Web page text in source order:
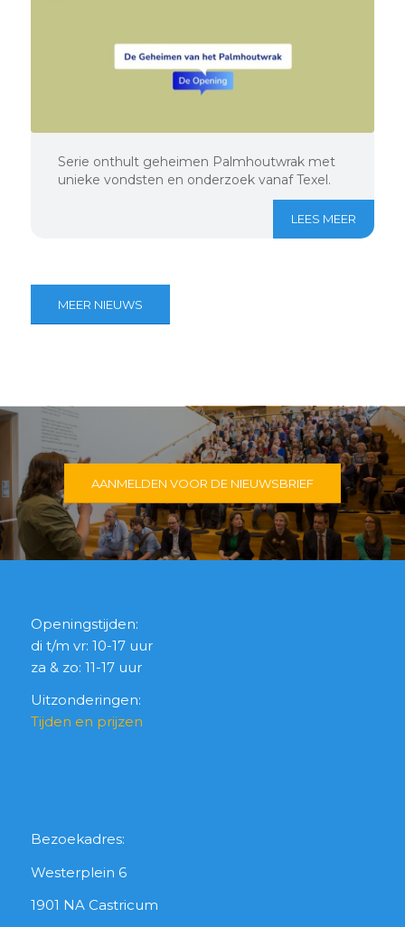
Serie onthult geheimen Palmhoutwrak met
unieke vondsten en onderzoek vanaf Texel.
LEES MEER
MEER NIEUWS
AANMELDEN VOOR DE NIEUWSBRIEF
Openingstijden:
di t/m vr: 10-17 uur
za & zo: 11-17 uur
Uitzonderingen:
Tijden en prijzen
Bezoekadres:
Westerplein 6
1901 NA Castricum